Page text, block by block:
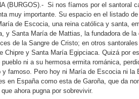
(BURGOS).- Si nos fíamos por el santoral
muy importante. Su espacio en el listado
de Escocia, una reina católica y santa,
y Santa María de Mattias, la fundadora de
de la Sangre de Cristo; en otros
Chipre y Santa María Egipciaca. Quizá por
pueblo ni a su hermosa ermita románica,
y famoso. Pero hoy ni María de Escocia ni la
en España como esta de Garoña, que da
que ahora pugna por sobrevivir.